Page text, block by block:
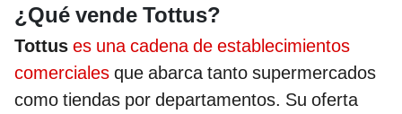
¿Qué vende Tottus?
Tottus es una cadena de establecimientos
comerciales que abarca tanto supermercados
como tiendas por departamentos. Su oferta